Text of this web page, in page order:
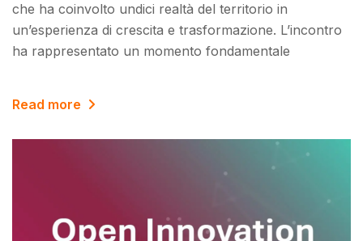
che ha coinvolto undici realtà del territorio in
un’esperienza di crescita e trasformazione. L’incontro
ha rappresentato un momento fondamentale
Read more